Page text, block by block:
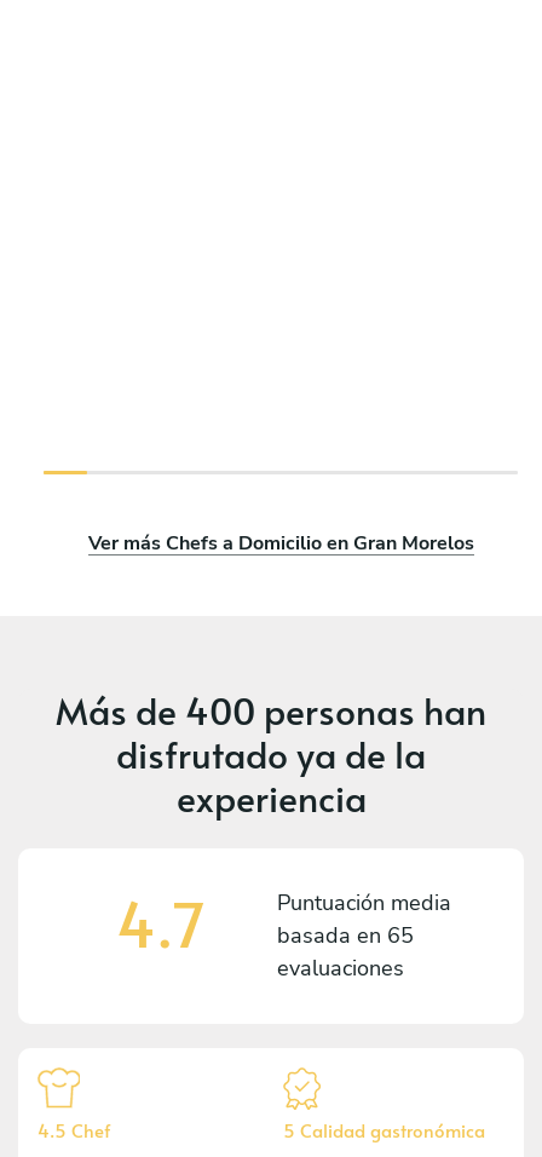
Ver más Chefs a Domicilio en Gran Morelos
Más de 400 personas han
disfrutado ya de la
experiencia
4.7
Puntuación media
basada en 65
evaluaciones
4.5 Chef 5 Calidad gastronómica